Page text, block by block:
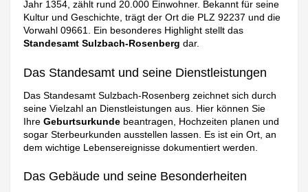
Jahr 1354, zählt rund 20.000 Einwohner. Bekannt für seine
Kultur und Geschichte, trägt der Ort die PLZ 92237 und die
Vorwahl 09661. Ein besonderes Highlight stellt das
Standesamt Sulzbach-Rosenberg dar.
Das Standesamt und seine Dienstleistungen
Das Standesamt Sulzbach-Rosenberg zeichnet sich durch
seine Vielzahl an Dienstleistungen aus. Hier können Sie
IhreGeburtsurkunde beantragen, Hochzeiten planen und
sogar Sterbeurkunden ausstellen lassen. Es ist ein Ort, an
dem wichtige Lebensereignisse dokumentiert werden.
Das Gebäude und seine Besonderheiten